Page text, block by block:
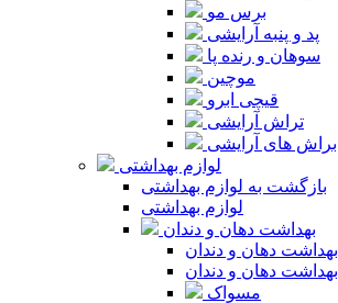
برس مو
پد و پنبه آرایشی
سوهان و رنده پا
موچین
قیچی ابرو
تراش آرایشی
براش های آرایشی
لوازم بهداشتی
بازگشت به لوازم بهداشتی
لوازم بهداشتی
بهداشت دهان و دندان
دهان و دندان
بهداشت دهان و دندان
مسواک